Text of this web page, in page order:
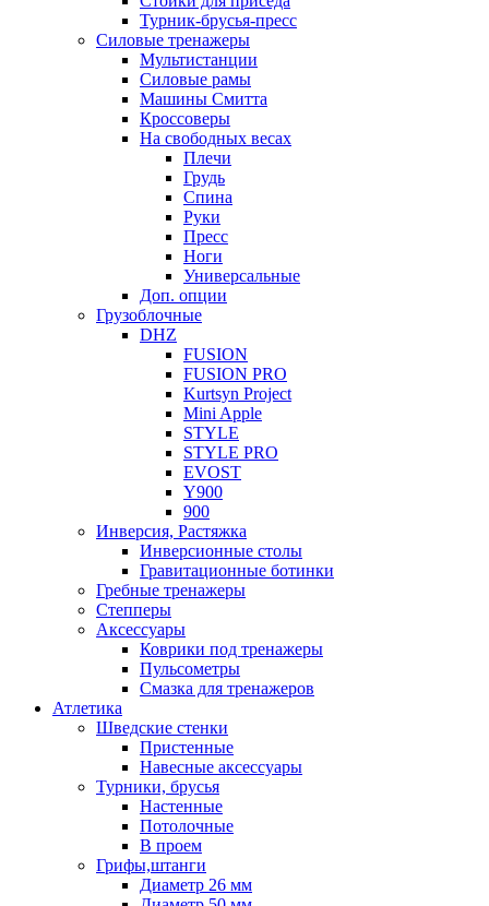
Турник-брусья-пресс
Силовые тренажеры
Мультистанции
Силовые рамы
Машины Смитта
Кроссоверы
На свободных весах
Плечи
Грудь
Спина
Руки
Пресс
Ноги
Универсальные
Доп. опции
Грузоблочные
DHZ
FUSION
FUSION PRO
Kurtsyn Project
Mini Apple
STYLE
STYLE PRO
EVOST
Y900
900
Инверсия, Растяжка
Инверсионные столы
Гравитационные ботинки
Гребные тренажеры
Степперы
Аксессуары
Коврики под тренажеры
Пульсометры
Смазка для тренажеров
Атлетика
Шведские стенки
Пристенные
Навесные аксессуары
Турники, брусья
Настенные
Потолочные
В проем
Грифы,штанги
Диаметр 26 мм